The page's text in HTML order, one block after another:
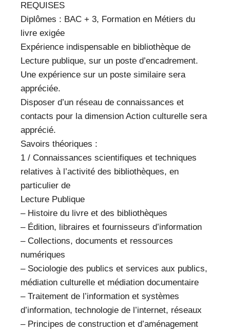
REQUISES
Diplômes : BAC + 3, Formation en Métiers du
livre exigée
Expérience indispensable en bibliothèque de
Lecture publique, sur un poste d’encadrement.
Une expérience sur un poste similaire sera
appréciée.
Disposer d’un réseau de connaissances et
contacts pour la dimension Action culturelle sera
apprécié.
Savoirs théoriques :
1 / Connaissances scientifiques et techniques
relatives à l’activité des bibliothèques, en
particulier de
Lecture Publique
– Histoire du livre et des bibliothèques
– Édition, libraires et fournisseurs d’information
– Collections, documents et ressources
numériques
– Sociologie des publics et services aux publics,
médiation culturelle et médiation documentaire
– Traitement de l’information et systèmes
d’information, technologie de l’internet, réseaux
– Principes de construction et d’aménagement